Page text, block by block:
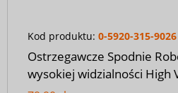
Kod produktu: 0-5920-315-9026
Ostrzegawcze Spodnie
wysokiej widzialności High